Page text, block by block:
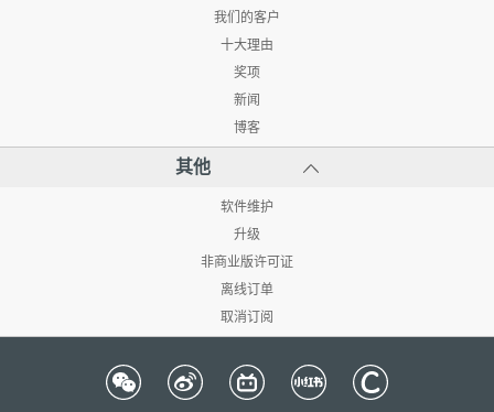
我们的客户
十大理由
奖项
新闻
博客
其他
软件维护
升级
非商业版许可证
离线订单
取消订阅